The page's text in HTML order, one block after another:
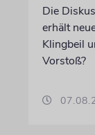
Die
erhält
Klingbeil
Vorstoß?